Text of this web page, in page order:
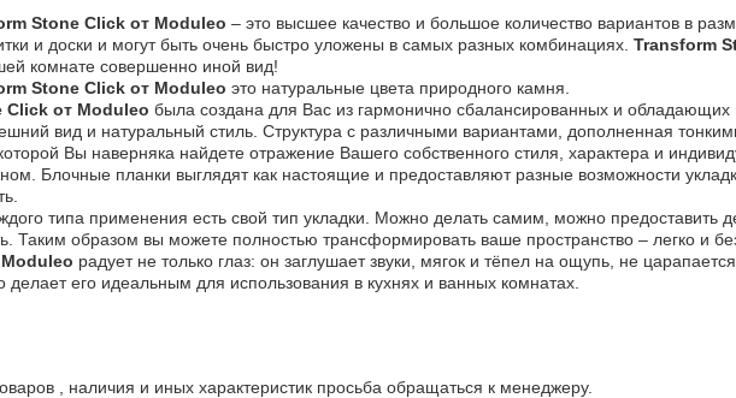
Stone Click от Moduleo – это высшее качество и большое количество вариантов в
и доски и могут быть очень быстро уложены в самых разных комбинациях. Transform
комнате совершенно иной вид!
Stone Click от Moduleo это натуральные цвета природного камня.
Click от Moduleo была создана для Вас из гармонично сбалансированных и
вид и натуральный стиль. Структура с различными вариантами, дополненная
Вы наверняка найдете отражение Вашего собственного стиля, характера и
Блочные планки выглядят как настоящие и предоставляют разные возможности
типа применения есть свой тип укладки. Можно делать самим, можно
Таким образом вы можете полностью трансформировать ваше пространство – легко и
Moduleo радует не только глаз: он заглушает звуки, мягок и тёпел на ощупь, не
делает его идеальным для использования в кухнях и ванных комнатах.
, наличия и иных характеристик просьба обращаться к менеджеру.